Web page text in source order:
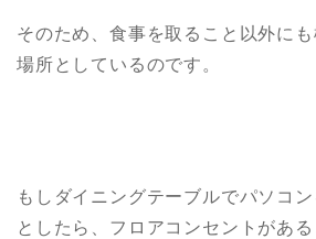
そのため、食事を取ること以外に
場所としているのです。
もしダイニングテーブルでパソコ
としたら、フロアコンセントがある